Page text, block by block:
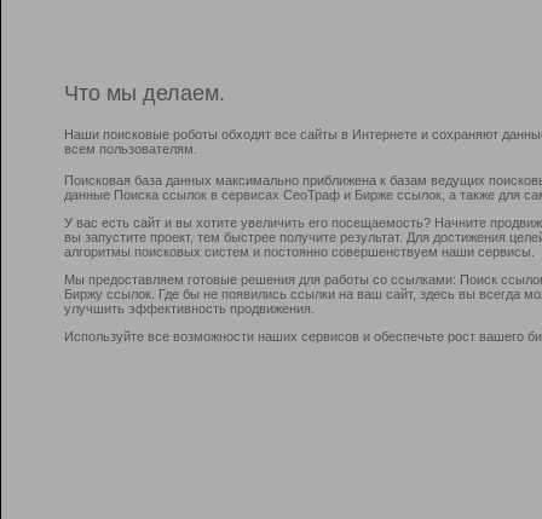
Что мы делаем.
Наши поисковые роботы обходят все сайты в Интернете и сохраняют
всем пользователям.
Поисковая база данных максимально приближена к базам ведущих
данные Поиска ссылок в сервисах СеоТраф и Бирже ссылок, а также для
У вас есть сайт и вы хотите увеличить его посещаемость? Начните
вы запустите проект, тем быстрее получите результат. Для достижения
алгоритмы поисковых систем и постоянно совершенствуем наши сервисы.
Мы предоставляем готовые решения для работы со ссылками: Поиск
Биржу ссылок. Где бы не появились ссылки на ваш сайт, здесь вы всегда
улучшить эффективность продвижения.
Используйте все возможности наших сервисов и обеспечьте рост вашего